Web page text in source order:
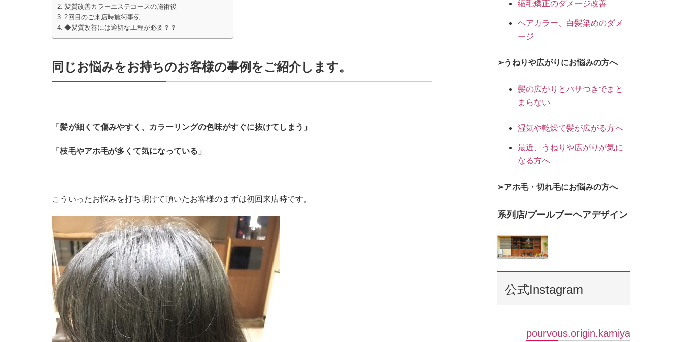
髪質改善カラーエステコースの施術後
2回目のご来店時施術事例
◆髪質改善には適切な工程が必要？？
同じお悩みをお持ちのお客様の事例をご紹介します。
「髪が細くて傷みやすく、カラーリングの色味がすぐに抜けてしまう」
「枝毛やアホ毛が多くて気になっている」
こういったお悩みを打ち明けて頂いたお客様のまずは初回来店時です。
縮毛矯正のダメージ改善
ヘアカラー、白髪染めのダメ
ージ
➢うねりや広がりにお悩みの方へ
髪の広がりとパサつきでまと
まらない
湿気や乾燥で髪が広がる方へ
最近、うねりや広がりが気に
なる方へ
➢アホ毛・切れ毛にお悩みの方へ
系列店/プールブーヘアデザイン
公式Instagram
pourvous.origin.kamiya